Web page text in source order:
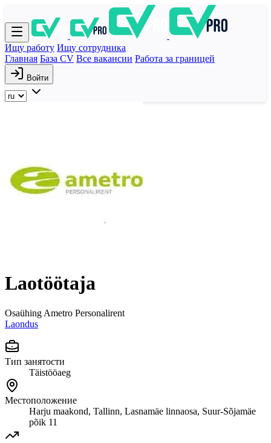
Ищу работу Ищу сотрудника
Главная База CV Все вакансии Работа за границей
Войти
Laotöötaja
Osaühing Ametro Personalirent
Laondus
Тип занятости
Täistööaeg
Местоположение
Harju maakond, Tallinn, Lasnamäe linnaosa, Suur-Sõjamäe
põik 11